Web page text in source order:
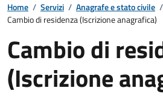
Home / Servizi / Anagrafe e stato civile /
Cambio di residenza (Iscrizione anagrafica)
Cambio di
(Iscrizione